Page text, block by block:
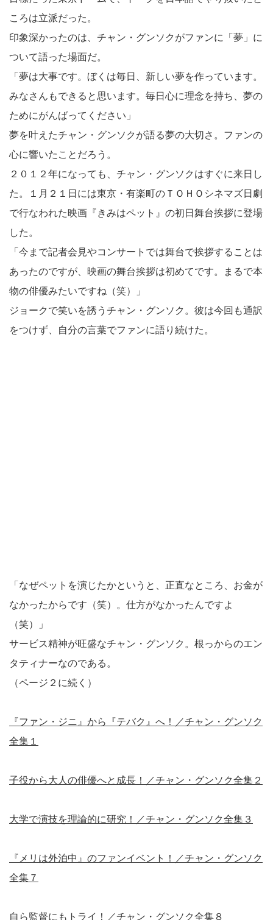
ころは立派だった。
印象深かったのは、チャン・グンソクがファンに「夢」に
ついて語った場面だ。
「夢は大事です。ぼくは毎日、新しい夢を作っています。
みなさんもできると思います。毎日心に理念を持ち、夢の
ためにがんばってください」
夢を叶えたチャン・グンソクが語る夢の大切さ。ファンの
心に響いたことだろう。
２０１２年になっても、チャン・グンソクはすぐに来日し
た。１月２１日には東京・有楽町のＴＯＨＯシネマズ日劇
で行なわれた映画『きみはペット』の初日舞台挨拶に登場
した。
「今まで記者会見やコンサートでは舞台で挨拶することは
あったのですが、映画の舞台挨拶は初めてです。まるで本
物の俳優みたいですね（笑）」
ジョークで笑いを誘うチャン・グンソク。彼は今回も通訳
をつけず、自分の言葉でファンに語り続けた。
「なぜペットを演じたかというと、正直なところ、お金が
なかったからです（笑）。仕方がなかったんですよ
（笑）」
サービス精神が旺盛なチャン・グンソク。根っからのエン
タティナーなのである。
（ページ２に続く）
『ファン・ジニ』から『テバク』へ！／チャン・グンソク
全集１
子役から大人の俳優へと成長！／チャン・グンソク全集２
大学で演技を理論的に研究！／チャン・グンソク全集３
『メリは外泊中』のファンイベント！／チャン・グンソク
全集７
自ら監督にもトライ！／チャン・グンソク全集８